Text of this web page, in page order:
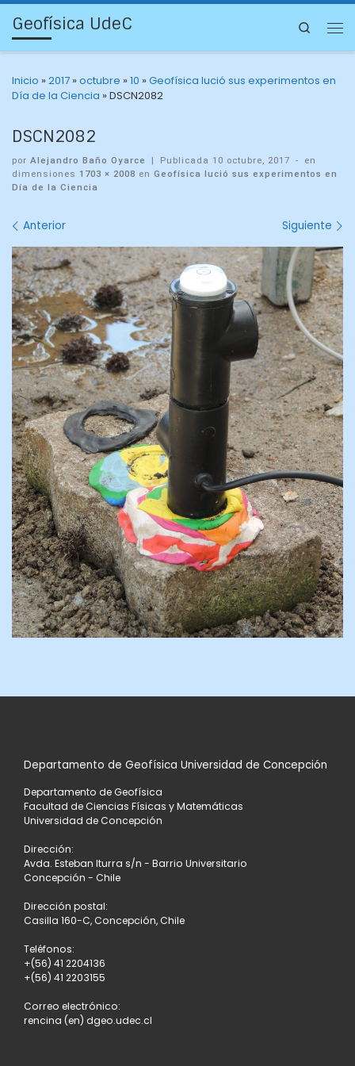
Geofísica UdeC Search
Inicio »2017 »octubre »10 »Geofísica lució sus experimentos en
Día de la Ciencia »DSCN2082
DSCN2082
por Alejandro Baño Oyarce | Publicada 10 octubre, 2017 -
en
dimensiones 1703 × 2008 en Geofísica lució sus experimentos en
Día de la Ciencia
Navegación
imágenes
Anterior Siguiente
Departamento de Geofísica Universidad de Concepción
Departamento de Geofísica
Facultad de Ciencias Físicas y Matemáticas
Universidad de Concepción
Dirección:
Avda. Esteban Iturra s/n - Barrio Universitario
Concepción - Chile
Dirección postal:
Casilla 160-C, Concepción, Chile
Teléfonos:
+(56) 41 2204136
+(56) 41 2203155
Correo electrónico:
rencina (en) dgeo.udec.cl